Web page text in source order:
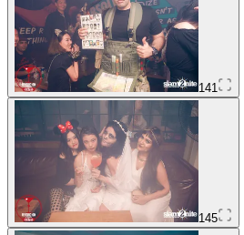
141
145